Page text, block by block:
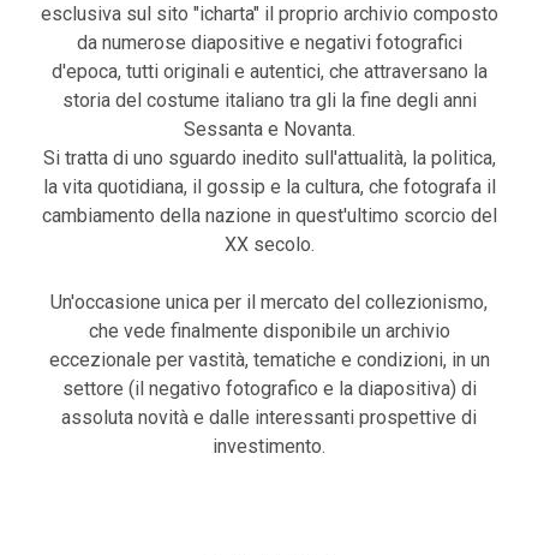
esclusiva sul sito "icharta" il proprio archivio composto
da numerose diapositive e negativi fotografici
d'epoca, tutti originali e autentici, che attraversano la
storia del costume italiano tra gli la fine degli anni
Sessanta e Novanta.
Si tratta di uno sguardo inedito sull'attualità, la politica,
la vita quotidiana, il gossip e la cultura, che fotografa il
cambiamento della nazione in quest'ultimo scorcio del
XX secolo.
Un'occasione unica per il mercato del collezionismo,
che vede finalmente disponibile un archivio
eccezionale per vastità, tematiche e condizioni, in un
settore (il negativo fotografico e la diapositiva) di
assoluta novità e dalle interessanti prospettive di
investimento.